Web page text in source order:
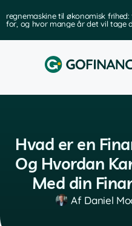
regnemaskine til økonomisk
for, og hvor mange år det vil tage
Hvad er en
Og Hvordan
Med din
AfDaniel